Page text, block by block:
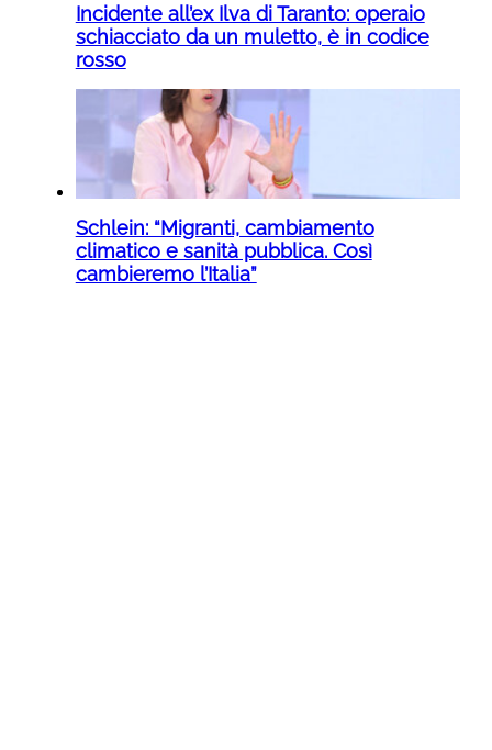
Incidente all’ex Ilva di Taranto: operaio
schiacciato da un muletto, è in codice
rosso
Schlein: “Migranti, cambiamento
climatico e sanità pubblica. Così
cambieremo l’Italia”